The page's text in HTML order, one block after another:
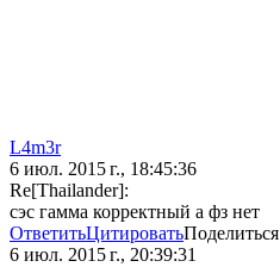
L4m3r
6 июл. 2015 г., 18:45:36
Re[Thailander]:
сэс гамма корректный а фз нет
ОтветитьЦитироватьПоделиться
6 июл. 2015 г., 20:39:31